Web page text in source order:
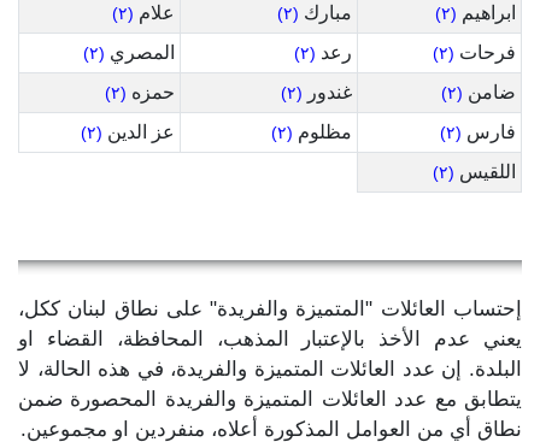
ابراهيم (٢) مبارك (٢) علام (٢)
فرحات (٢) رعد (٢) المصري (٢)
ضامن (٢) غندور (٢) حمزه (٢)
فارس (٢) مظلوم (٢) عز الدين (٢)
اللقيس (٢)
إحتساب العائلات "المتميزة والفريدة" على نطاق لبنان ككل،
يعني عدم الأخذ بالإعتبار المذهب، المحافظة، القضاء او
البلدة. إن عدد العائلات المتميزة والفريدة، في هذه الحالة، لا
يتطابق مع عدد العائلات المتميزة والفريدة المحصورة ضمن
نطاق أي من العوامل المذكورة أعلاه، منفردين او مجموعين.